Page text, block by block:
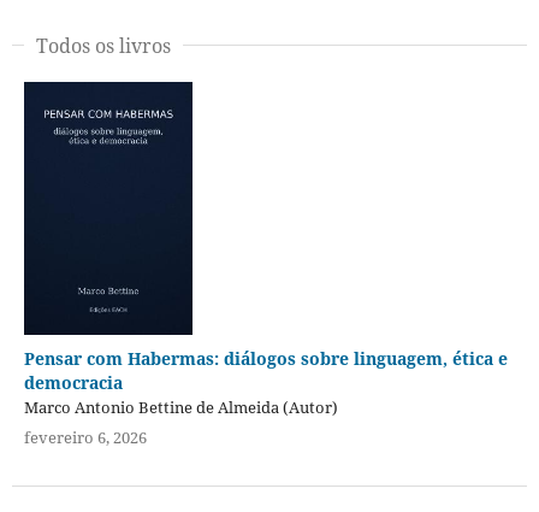
Todos os livros
Pensar com Habermas: diálogos sobre linguagem, ética e
democracia
Marco Antonio Bettine de Almeida (Autor)
fevereiro 6, 2026